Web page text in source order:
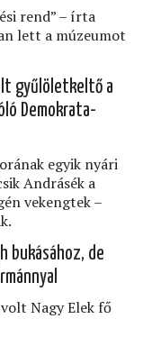
rend” – írta
lett a múzeumot
gyűlöletkeltő a
Demokrata-
egyik nyári
Andrásék a
vekengtek –
bukásához, de
Nagy Elek fő